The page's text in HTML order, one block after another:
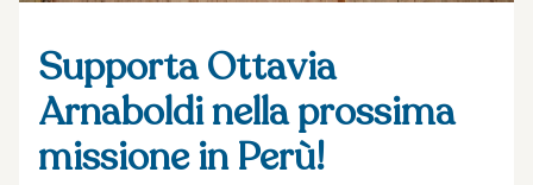
Supporta Ottavia
Arnaboldi nella prossima
missione in Perù!